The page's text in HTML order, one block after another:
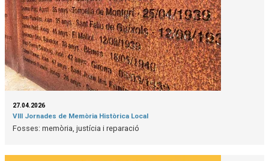
27.04.2026
VIII Jornades de Memòria Històrica Local
Fosses: memòria, justícia i reparació